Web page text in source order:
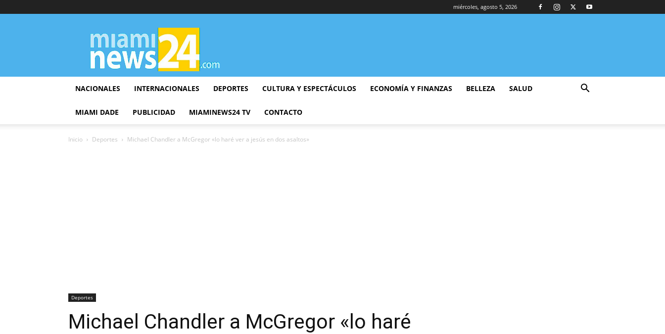
miércoles, agosto 5, 2026
▷
Miami
News
24
NACIONALES INTERNACIONALES DEPORTES CULTURA Y ESPECTÁCULOS ECONOMÍA Y FINANZAS BELLEZA SALUD
MIAMI DADE PUBLICIDAD MIAMINEWS24 TV CONTACTO
Inicio Deportes Michael Chandler a McGregor «lo haré ver a jesús en dos asaltos»
Deportes
Michael Chandler a McGregor «lo haré